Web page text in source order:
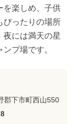
を楽しめ、子供
ぴったりの場所
夜には満天の星
プ場です。
郡下市町西山550